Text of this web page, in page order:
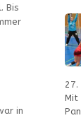
Bis
in
27.
Mit